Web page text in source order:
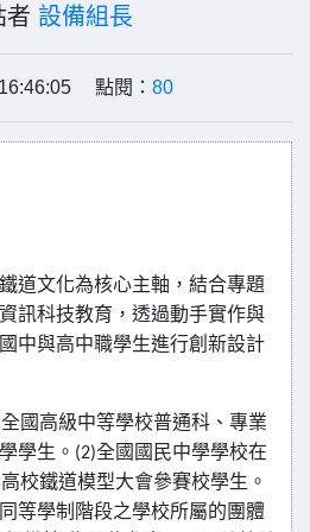
者 設備組長
點閱： 80
道文化為核心主軸，結合專題
訊科技教育，透過動手實作與
中與高中職學生進行創新設計
全國高級中等學校普通科、專業
學生。 (2)全國國民中學學校在
校鐵道模型大會參賽校學生。
等學制階段之學校所屬的團體